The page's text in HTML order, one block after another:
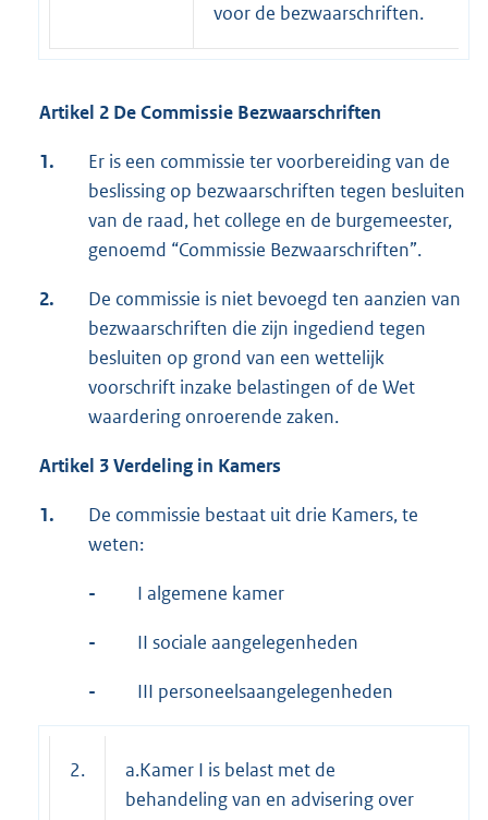
voor de bezwaarschriften.
Artikel 2 De Commissie Bezwaarschriften
1.
Er is een commissie ter voorbereiding van de
beslissing op bezwaarschriften tegen besluiten
van de raad, het college en de burgemeester,
genoemd “Commissie Bezwaarschriften”.
2.
De commissie is niet bevoegd ten aanzien van
bezwaarschriften die zijn ingediend tegen
besluiten op grond van een wettelijk
voorschrift inzake belastingen of de Wet
waardering onroerende zaken.
Artikel 3 Verdeling in Kamers
1.
De commissie bestaat uit drie Kamers, te
weten:
- I algemene kamer
- II sociale aangelegenheden
- III personeelsaangelegenheden
2.
a.Kamer I is belast met de
behandeling van en advisering over